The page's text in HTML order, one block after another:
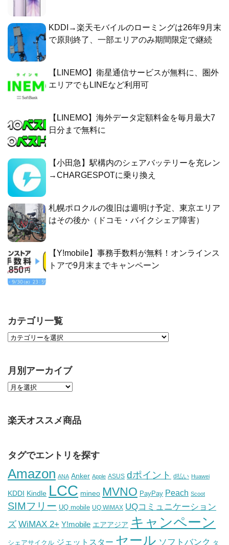
KDDI→楽天モバイルのローミングは26年9月末
で原則終了、一部エリアのみ期間限定で継続
【LINEMO】衛星通信サービスが無料に、圏外
エリアでもLINEなど利用可
【LINEMO】海外データ定額料金を毎月最大7
日分まで無料に
【小田急】駅構内のシェアバッテリーを充レン
→CHARGESPOTに乗り換え
札幌ポロクルの復旧は週明け予定、東京エリア
はその後か（ドコモ・バイクシェア障害）
【Y!mobile】事務手数料が無料！オンラインス
トアで9月末までキャンペーン
カテゴリ一覧
月別アーカイブ
楽天オススメ商品
タグでエントリを探す
Amazon ANA Anker Apple ASUS dポイント d払い Huawei
KDDI Kindle LCC mineo MVNO PayPay Peach Scoot
SIMフリー UQ mobile UQ WiMAX UQコミュニケーション
ズ WiMAX 2+ Y!mobile エアアジア キャンペーン
シェアサイクル ジェットスター セール ソフトバンク タ